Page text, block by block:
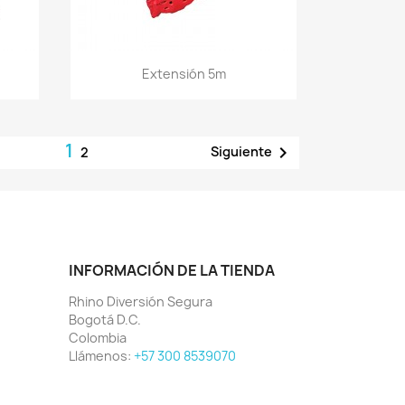
Vista rápida
Extensión 5m
12 Siguiente 
INFORMACIÓN DE LA TIENDA
Rhino Diversión Segura
Bogotá D.C.
Colombia
Llámenos: +57 300 8539070